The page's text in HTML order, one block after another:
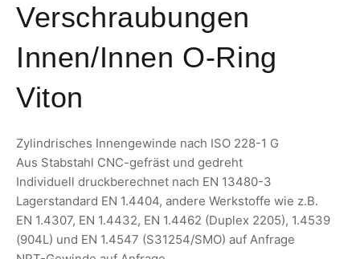
Verschraubungen
Innen/Innen O-Ring
Viton
Zylindrisches Innengewinde nach ISO 228-1 G
Aus Stabstahl CNC-gefräst und gedreht
Individuell druckberechnet nach EN 13480-3
Lagerstandard EN 1.4404, andere Werkstoffe wie z.B.
EN 1.4307, EN 1.4432, EN 1.4462 (Duplex 2205), 1.4539
(904L) und EN 1.4547 (S31254/SMO) auf Anfrage